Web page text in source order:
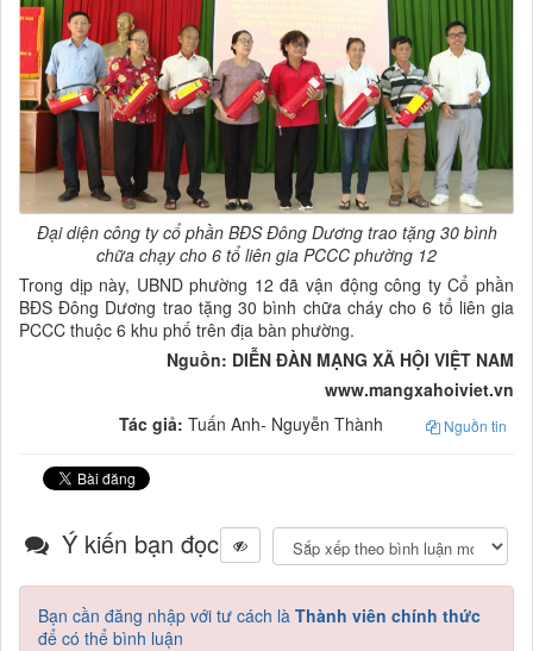
Đại diện công ty cổ phần BĐS Đông Dương trao tặng 30 bình
chữa chạy cho 6 tổ liên gia PCCC phường 12
Trong dịp này, UBND phường 12 đã vận động công ty Cổ phần
BĐS Đông Dương trao tặng 30 bình chữa cháy cho 6 tổ liên gia
PCCC thuộc 6 khu phố trên địa bàn phường.
Nguồn: DIỄN ĐÀN MẠNG XÃ HỘI VIỆT NAM
www.mangxahoiviet.vn
Tác giả: Tuấn Anh- Nguyễn Thành Nguồn tin
Ý kiến bạn đọc
Bạn cần đăng nhập với tư cách là Thành viên chính thức
để có thể bình luận